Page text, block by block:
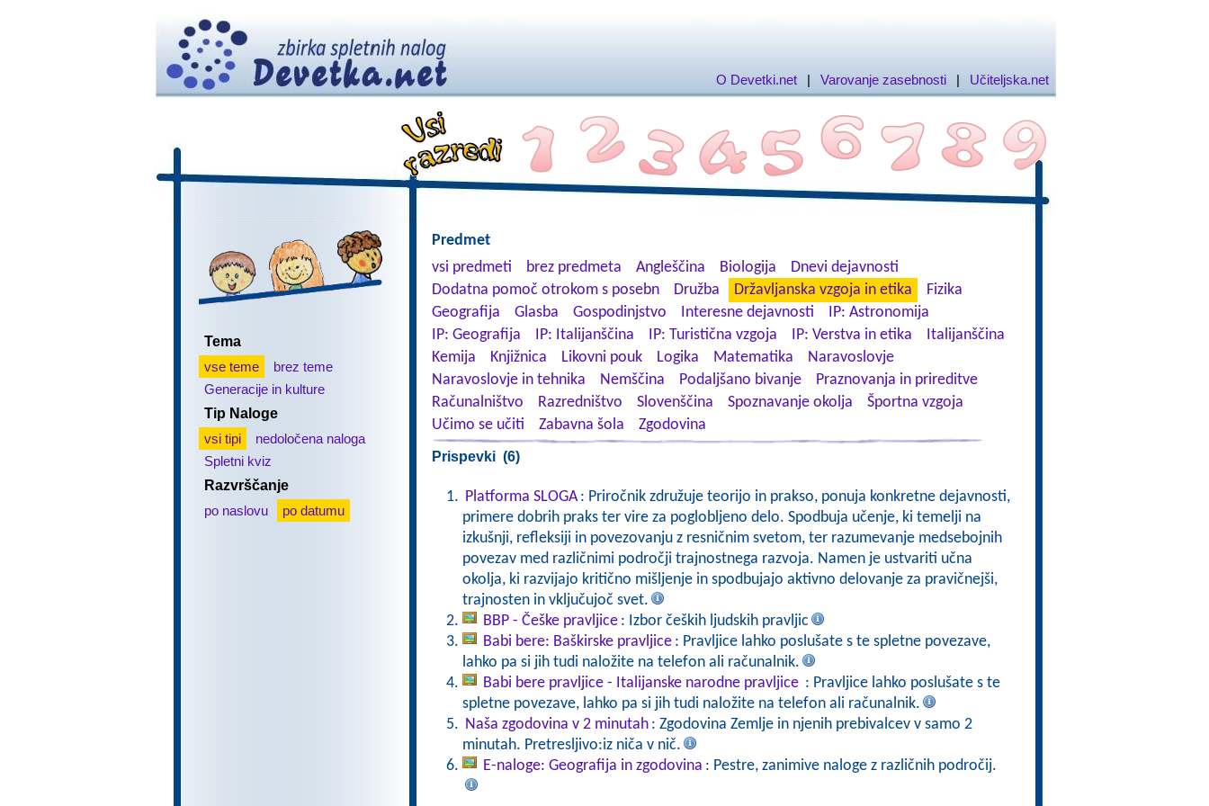
O Devetki.net | Varovanje zasebnosti | Učiteljska.net
Tema
vse teme
brez teme
Generacije in kulture
Tip Naloge
vsi tipi
nedoločena naloga
Spletni kviz
Razvrščanje
po naslovu
po datumu
Predmet
vsi predmeti
brez predmeta Angleščina Biologija
Dnevi dejavnosti
Dodatna pomoč otrokom s posebn
Družba Državljanska vzgoja in etika
Fizika
Geografija
Glasba Gospodinjstvo Interesne dejavnosti
IP: Astronomija
IP: Geografija
IP: Italijanščina IP: Turistična vzgoja IP: Verstva in etika
Italijanščina
Kemija
Knjižnica Likovni pouk Logika Matematika
Naravoslovje
Naravoslovje in tehnika
Nemščina Podaljšano bivanje
Praznovanja in prireditve
Računalništvo
Razredništvo Slovenščina Spoznavanje okolja
Športna vzgoja
Učimo se učiti
Zabavna šola Zgodovina
Prispevki (6)
Platforma SLOGA : Priročnik združuje teorijo in prakso, ponuja konkretne dejavnosti,
primere dobrih praks ter vire za poglobljeno delo. Spodbuja učenje, ki temelji na
izkušnji, refleksiji in povezovanju z resničnim svetom, ter razumevanje medsebojnih
povezav med različnimi področji trajnostnega razvoja. Namen je ustvariti učna
okolja, ki razvijajo kritično mišljenje in spodbujajo aktivno delovanje za pravičnejši,
trajnosten in vključujoč svet.
BBP - Češke pravljice : Izbor čeških ljudskih pravljic
Babi bere: Baškirske pravljice : Pravljice lahko poslušate s te spletne povezave,
lahko pa si jih tudi naložite na telefon ali računalnik.
Babi bere pravljice - Italijanske narodne pravljice : Pravljice lahko poslušate s te
spletne povezave, lahko pa si jih tudi naložite na telefon ali računalnik.
Naša zgodovina v 2 minutah : Zgodovina Zemlje in njenih prebivalcev v samo 2
minutah. Pretresljivo:iz niča v nič.
E-naloge: Geografija in zgodovina : Pestre, zanimive naloge z različnih področij.